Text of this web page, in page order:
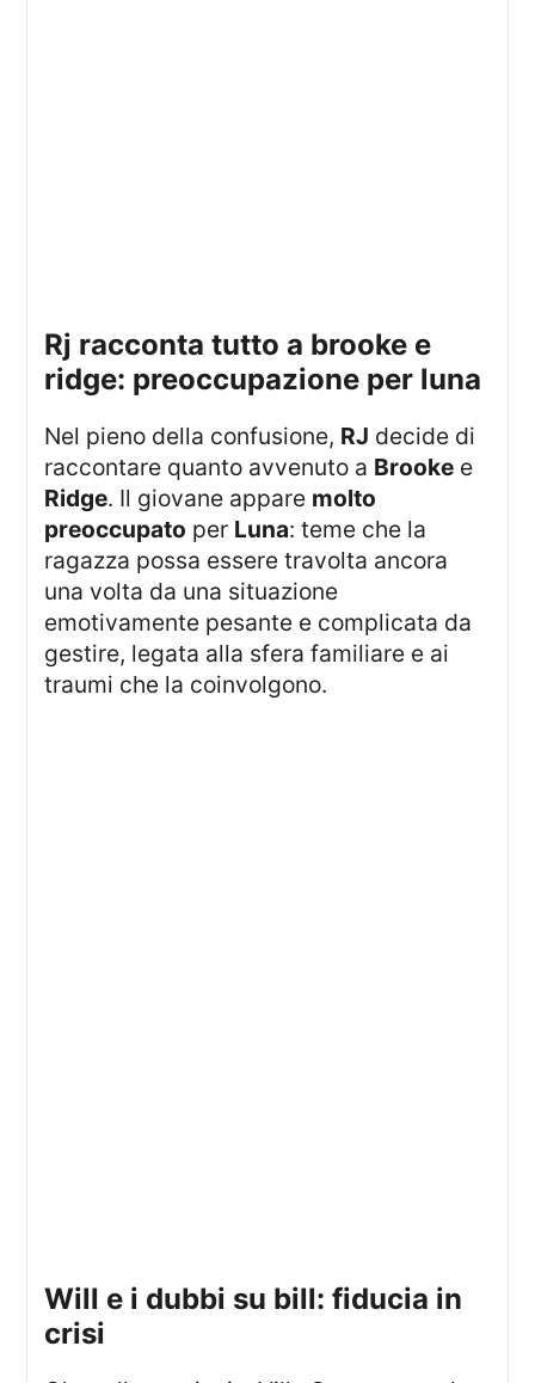
rj racconta tutto a brooke e
ridge: preoccupazione per luna
Nel pieno della confusione, RJ decide di
raccontare quanto avvenuto a Brooke e
Ridge. Il giovane appare molto
preoccupato per Luna: teme che la
ragazza possa essere travolta ancora
una volta da una situazione
emotivamente pesante e complicata da
gestire, legata alla sfera familiare e ai
traumi che la coinvolgono.
will e i dubbi su bill: fiducia in
crisi